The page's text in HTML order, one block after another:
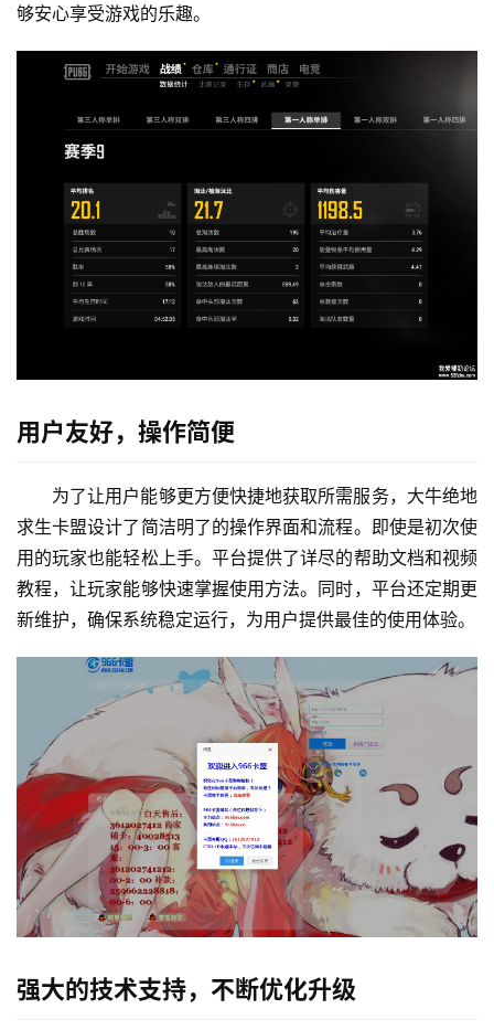
够安心享受游戏的乐趣。
用户友好，操作简便
为了让用户能够更方便快捷地获取所需服务，大牛绝地
求生卡盟设计了简洁明了的操作界面和流程。即使是初次使
用的玩家也能轻松上手。平台提供了详尽的帮助文档和视频
教程，让玩家能够快速掌握使用方法。同时，平台还定期更
新维护，确保系统稳定运行，为用户提供最佳的使用体验。
强大的技术支持，不断优化升级